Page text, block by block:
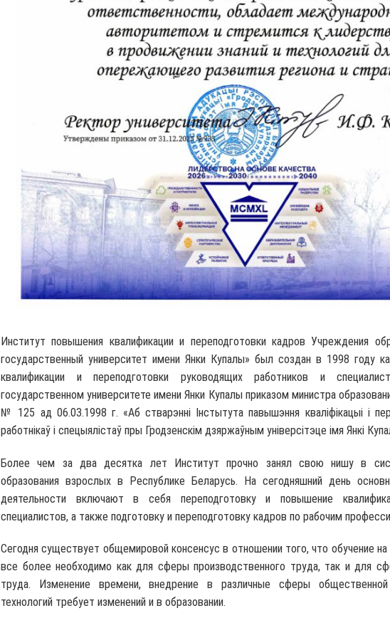
Институт повышения квалификации и переподготовки кадров Учреждения
государственный университет имени Янки Купалы» был создан в 1998 году
квалификации и переподготовки руководящих работников и
государственном университете имени Янки Купалы приказом министра
№ 125 ад 06.03.1998 г. «Аб стварэнні Інстытута павышэння кваліфікацыі і
работнікаў і спецыялістаў пры Гродзенскім дзяржаўным універсітэце імя Янкі
Более чем за два десятка лет Институт прочно занял свою нишу в
образования взрослых в Республике Беларусь. На сегодняшний день
деятельности включают в себя переподготовку и повышение
специалистов, а также подготовку и переподготовку кадров по рабочим
Сегодня существует общемировой консенсус в отношении того, что обучение
все более необходимо как для сферы производственного труда, так и для
труда. Изменение времени, внедрение в различные сферы общественной
технологий требует изменений и в образовании.